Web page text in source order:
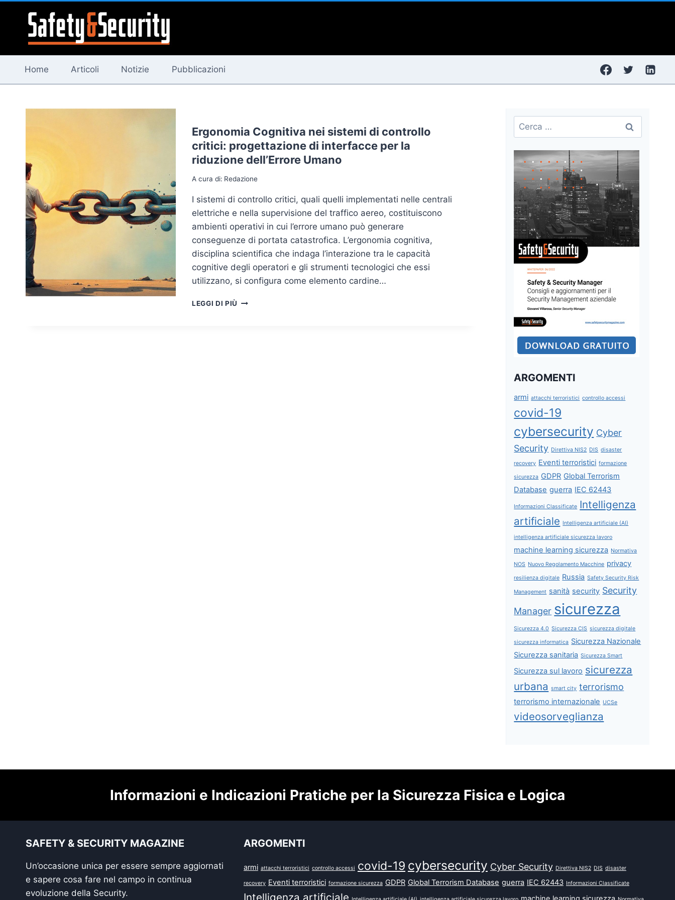
contenuto
Home Articoli Notizie Pubblicazioni
Ergonomia Cognitiva nei sistemi di controllo
critici: progettazione di interfacce per la
riduzione dell’Errore Umano
A cura di: Redazione
I sistemi di controllo critici, quali quelli implementati nelle centrali
elettriche e nella supervisione del traffico aereo, costituiscono
ambienti operativi in cui l’errore umano può generare
conseguenze di portata catastrofica. L’ergonomia cognitiva,
disciplina scientifica che indaga l’interazione tra le capacità
cognitive degli operatori e gli strumenti tecnologici che essi
utilizzano, si configura come elemento cardine…
LEGGI DI PIÙ ERGONOMIA
Ricerca
per:
ARGOMENTI
armi attacchi terroristici controllo accessi
covid-19
cybersecurity Cyber
Security Direttiva NIS2 DIS disaster
recovery Eventi terroristici formazione
sicurezza GDPR Global Terrorism
Database guerra IEC 62443
Informazioni Classificate Intelligenza
artificiale Intelligenza artificiale (AI)
intelligenza artificiale sicurezza lavoro
machine learning sicurezza Normativa
NOS Nuovo Regolamento Macchine privacy
resilienza digitale Russia Safety Security Risk
Management sanità security Security
Manager sicurezza
Sicurezza 4.0 Sicurezza CIS sicurezza digitale
sicurezza informatica Sicurezza Nazionale
Sicurezza sanitaria Sicurezza Smart
Sicurezza sul lavoro sicurezza
urbana smart city terrorismo
terrorismo internazionale UCSe
videosorveglianza
Informazioni e Indicazioni Pratiche per la Sicurezza Fisica e Logica
SAFETY & SECURITY MAGAZINE
Un’occasione unica per essere sempre aggiornati
e sapere cosa fare nel campo in continua
evoluzione della Security.
ARGOMENTI
armi attacchi terroristici controllo accessi covid-19 cybersecurity Cyber Security Direttiva NIS2 DIS disaster
recovery Eventi terroristici formazione sicurezza GDPR Global Terrorism Database guerra IEC 62443 Informazioni Classificate
Intelligenza artificiale